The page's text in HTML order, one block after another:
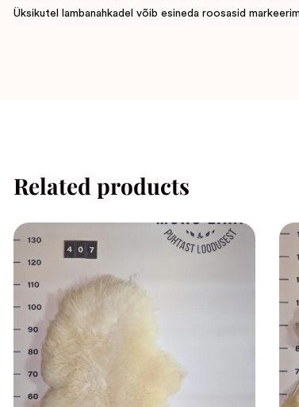
Üksikutel lambanahkadel võib esineda roosasid
Related products